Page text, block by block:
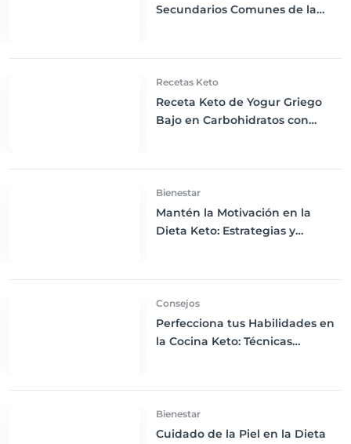
Secundarios Comunes de la
Recetas Keto
Receta Keto de Yogur Griego
Bajo en Carbohidratos con
Bienestar
Mantén la Motivación en la
Dieta Keto: Estrategias y
Consejos
Perfecciona tus Habilidades en
la Cocina Keto: Técnicas
Bienestar
Cuidado de la Piel en la Dieta